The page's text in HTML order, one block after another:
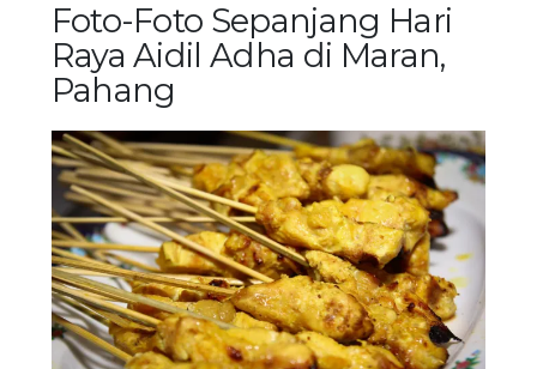
Foto-Foto Sepanjang Hari
Raya Aidil Adha di Maran,
Pahang